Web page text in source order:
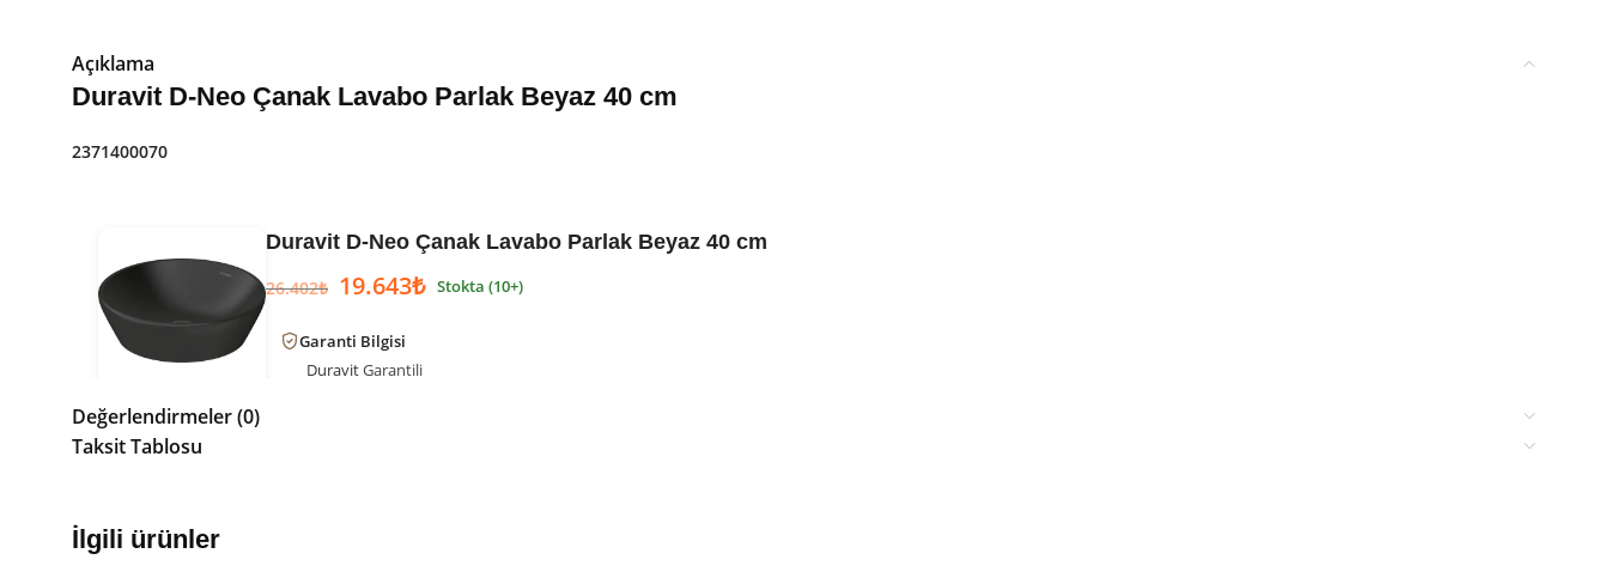
Açıklama
Duravit D-Neo Çanak Lavabo Parlak Beyaz 40 cm
2371400070
Duravit D-Neo Çanak Lavabo Parlak Beyaz 40 cm
26.402₺ 19.643₺ Stokta (10+)
Garanti Bilgisi
DuravitGarantili
Değerlendirmeler (0)
Taksit Tablosu
İlgili ürünler